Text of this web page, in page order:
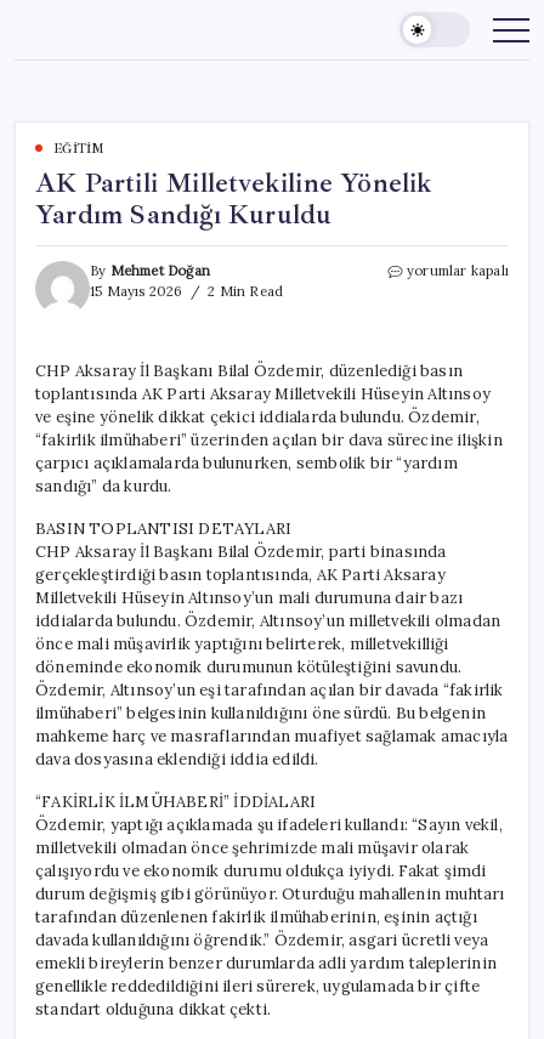
content
EĞITIM
AK Partili Milletvekiline Yönelik
Yardım Sandığı Kuruldu
By Mehmet Doğan
15 Mayıs 2026
2 Min Read
AK
Sandığı
Kuruldu
için
yorumlar kapalı
CHP Aksaray İl Başkanı Bilal Özdemir, düzenlediği basın
toplantısında AK Parti Aksaray Milletvekili Hüseyin Altınsoy
ve eşine yönelik dikkat çekici iddialarda bulundu. Özdemir,
“fakirlik ilmühaberi” üzerinden açılan bir dava sürecine ilişkin
çarpıcı açıklamalarda bulunurken, sembolik bir “yardım
sandığı” da kurdu.
BASIN TOPLANTISI DETAYLARI
CHP Aksaray İl Başkanı Bilal Özdemir, parti binasında
gerçekleştirdiği basın toplantısında, AK Parti Aksaray
Milletvekili Hüseyin Altınsoy’un mali durumuna dair bazı
iddialarda bulundu. Özdemir, Altınsoy’un milletvekili olmadan
önce mali müşavirlik yaptığını belirterek, milletvekilliği
döneminde ekonomik durumunun kötüleştiğini savundu.
Özdemir, Altınsoy’un eşi tarafından açılan bir davada “fakirlik
ilmühaberi” belgesinin kullanıldığını öne sürdü. Bu belgenin
mahkeme harç ve masraflarından muafiyet sağlamak amacıyla
dava dosyasına eklendiği iddia edildi.
“FAKİRLİK İLMÜHABERİ” İDDİALARI
Özdemir, yaptığı açıklamada şu ifadeleri kullandı: “Sayın vekil,
milletvekili olmadan önce şehrimizde mali müşavir olarak
çalışıyordu ve ekonomik durumu oldukça iyiydi. Fakat şimdi
durum değişmiş gibi görünüyor. Oturduğu mahallenin muhtarı
tarafından düzenlenen fakirlik ilmühaberinin, eşinin açtığı
davada kullanıldığını öğrendik.” Özdemir, asgari ücretli veya
emekli bireylerin benzer durumlarda adli yardım taleplerinin
genellikle reddedildiğini ileri sürerek, uygulamada bir çifte
standart olduğuna dikkat çekti.